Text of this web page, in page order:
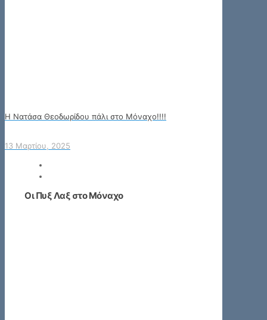
Η Νατάσα Θεοδωρίδου πάλι στο Μόναχο!!!!
13 Μαρτίου, 2025
Οι Πυξ Λαξ στο Μόναχο